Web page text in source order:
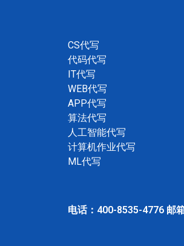
CS代写
代码代写
IT代写
WEB代写
APP代写
算法代写
人工智能代写
计算机作业代写
ML代写
电话：400-8535-4776 邮